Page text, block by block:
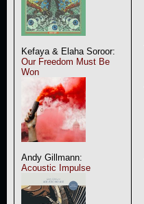
Kefaya & Elaha Soroor:
Our Freedom Must Be
Won
Andy Gillmann:
Acoustic Impulse